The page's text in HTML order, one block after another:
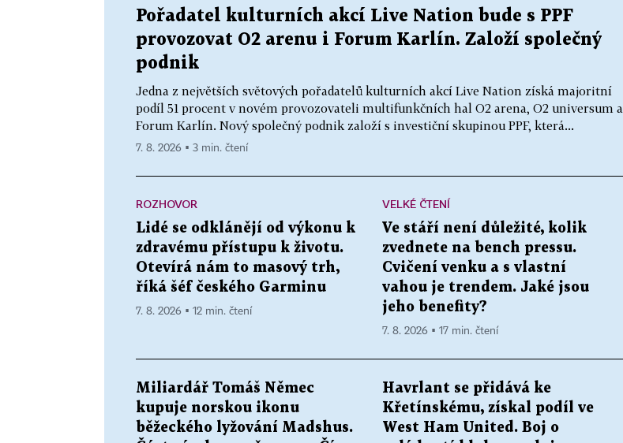
Pořadatel kulturních akcí Live Nation bude s PPF
provozovat O2 arenu i Forum Karlín. Založí společný
podnik
Jedna z největších světových pořadatelů kulturních akcí Live Nation získá majoritní
podíl 51 procent v novém provozovateli multifunkčních hal O2 arena, O2 universum a
Forum Karlín. Nový společný podnik založí s investiční skupinou PPF, která...
7. 8. 2026 ▪ 3 min. čtení
ROZHOVOR
Lidé se odklánějí od výkonu k
zdravému přístupu k životu.
Otevírá nám to masový trh,
říká šéf českého Garminu
7. 8. 2026 ▪ 12 min. čtení
VELKÉ ČTENÍ
Ve stáří není důležité, kolik
zvednete na bench pressu.
Cvičení venku a s vlastní
vahou je trendem. Jaké jsou
jeho benefity?
7. 8. 2026 ▪ 17 min. čtení
Miliardář Tomáš Němec
kupuje norskou ikonu
běžeckého lyžování Madshus.
Havrlant se přidává ke
Křetínskému, získal podíl ve
West Ham United. Boj o